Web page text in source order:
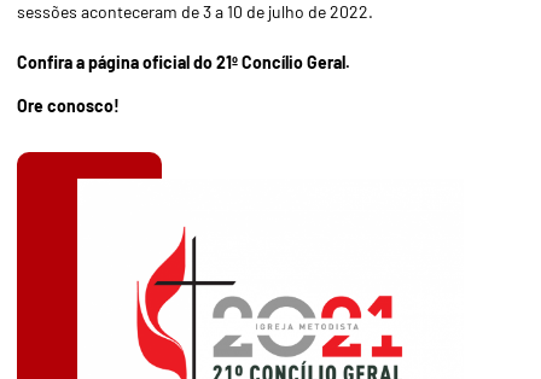
sessões aconteceram de 3 a 10 de julho de 2022.
Confira a página oficial do 21º Concílio Geral.
Ore conosco!